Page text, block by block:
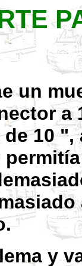
un
a
10
y